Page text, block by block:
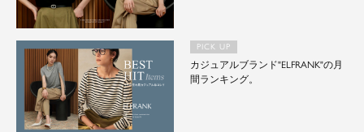
PICK UP
カジュアルブランド"ELFRANK"の月
間ランキング。